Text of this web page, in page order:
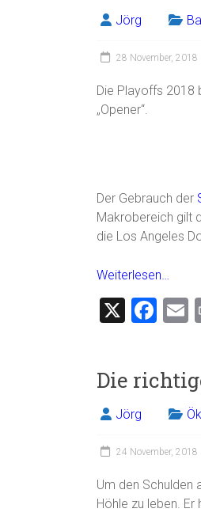
Jörg
28 November, 2018
Die Playoffs 2018
„Opener“.
Der Gebrauch der
Makrobereich gilt
die Los Angeles
Weiterlesen…
X
F
b
o
l
Die
Jörg
24 November, 2018
Um den Schulden
Höhle zu leben. Er